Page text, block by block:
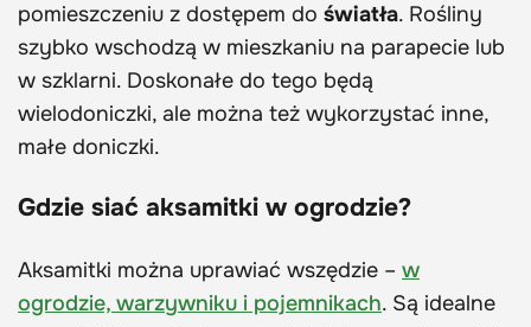
pomieszczeniu z dostępem do światła. Rośliny
szybko wschodzą w mieszkaniu na parapecie lub
w szklarni. Doskonałe do tego będą
wielodoniczki, ale można też wykorzystać inne,
małe doniczki.
Gdzie siać aksamitki w ogrodzie?
Aksamitki można uprawiać wszędzie – w
ogrodzie, warzywniku i pojemnikach. Są idealne